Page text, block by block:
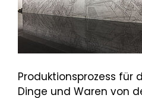
Produktionsprozess für
Dinge und Waren von